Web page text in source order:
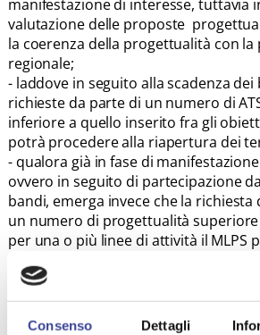
Consenso Dettagli
manifestazione di interesse, tuttavia
valutazione delle proposte
la coerenza della progettualità con
regionale;
- laddove in seguito alla scadenza
richieste da parte di un numero di
inferiore a quello inserito fra gli
potrà procedere alla riapertura dei
- qualora già in fase di
ovvero in seguito di partecipazione
bandi, emerga invece che la
un numero di progettualità
per una o più linee di attività il MLPS
finanziamenti aggiuntivi attraverso
di eventuali altri fondi disponibili
nella programmazione dei fondi